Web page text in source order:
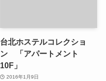
台北ホステルコレクショ
ン 「アパートメント
10F」
2016年1月9日